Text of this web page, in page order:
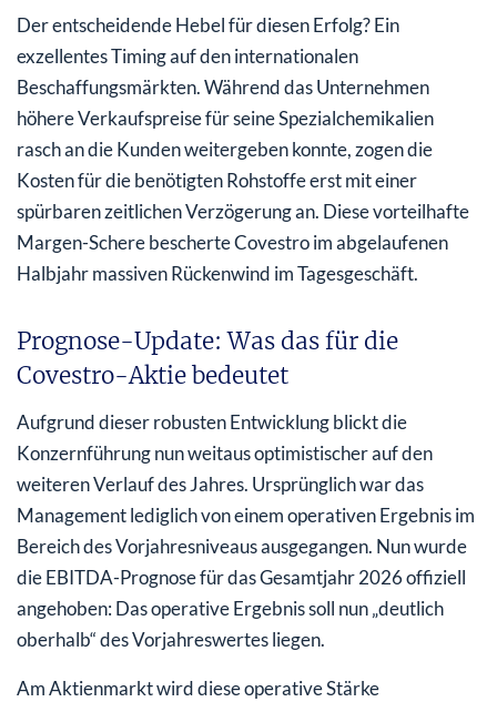
Der entscheidende Hebel für diesen Erfolg? Ein
exzellentes Timing auf den internationalen
Beschaffungsmärkten. Während das Unternehmen
höhere Verkaufspreise für seine Spezialchemikalien
rasch an die Kunden weitergeben konnte, zogen die
Kosten für die benötigten Rohstoffe erst mit einer
spürbaren zeitlichen Verzögerung an. Diese vorteilhafte
Margen-Schere bescherte Covestro im abgelaufenen
Halbjahr massiven Rückenwind im Tagesgeschäft.
Prognose-Update: Was das für die
Covestro-Aktie bedeutet
Aufgrund dieser robusten Entwicklung blickt die
Konzernführung nun weitaus optimistischer auf den
weiteren Verlauf des Jahres. Ursprünglich war das
Management lediglich von einem operativen Ergebnis im
Bereich des Vorjahresniveaus ausgegangen. Nun wurde
die EBITDA-Prognose für das Gesamtjahr 2026 offiziell
angehoben: Das operative Ergebnis soll nun „deutlich
oberhalb“ des Vorjahreswertes liegen.
Am Aktienmarkt wird diese operative Stärke